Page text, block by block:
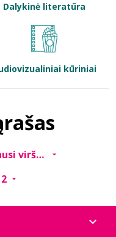
Dalykinė literatūra
kūriniai